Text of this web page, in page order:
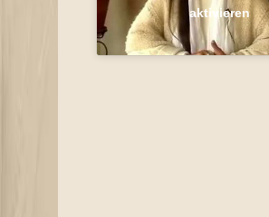
aktivieren